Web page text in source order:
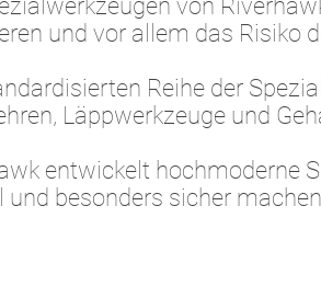
von
und vor allem das Risiko
Reihe der
Läppwerkzeuge und
entwickelt hochmoderne
und besonders sicher